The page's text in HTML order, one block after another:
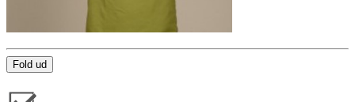
Fold ud